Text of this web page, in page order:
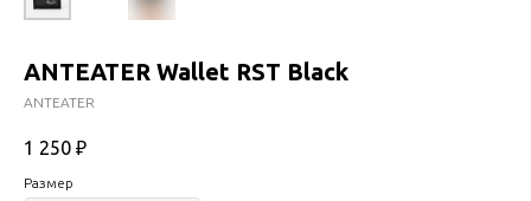
ANTEATER Wallet RST Black
ANTEATER
1 250 ₽
Размер